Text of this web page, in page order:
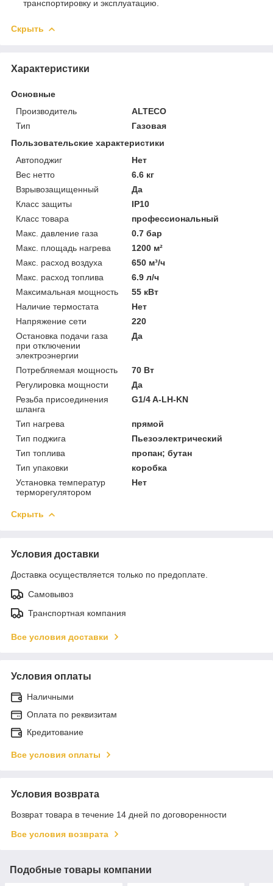
транспортировку и эксплуатацию.
Скрыть
Характеристики
Основные
Производитель
ALTECO
Тип
Газовая
Пользовательские характеристики
Автоподжиг
Нет
Вес нетто
6.6 кг
Взрывозащищенный
Да
Класс защиты
IP10
Класс товара
профессиональный
Макс. давление газа
0.7 бар
Макс. площадь нагрева
1200 м²
Макс. расход воздуха
650 м³/ч
Макс. расход топлива
6.9 л/ч
Максимальная мощность
55 кВт
Наличие термостата
Нет
Напряжение сети
220
Остановка подачи газа
при отключении
электроэнергии
Да
Потребляемая мощность
70 Вт
Регулировка мощности
Да
Резьба присоединения
шланга
G1/4 A-LH-KN
Тип нагрева
прямой
Тип поджига
Пьезоэлектрический
Тип топлива
пропан; бутан
Тип упаковки
коробка
Установка температур
терморегулятором
Нет
Скрыть
Условия доставки
Доставка осуществляется только по предоплате.
Самовывоз
Транспортная компания
Все условия доставки
Условия оплаты
Наличными
Оплата по реквизитам
Кредитование
Все условия оплаты
Условия возврата
Возврат товара в течение 14 дней по договоренности
Все условия возврата
Подобные товары компании